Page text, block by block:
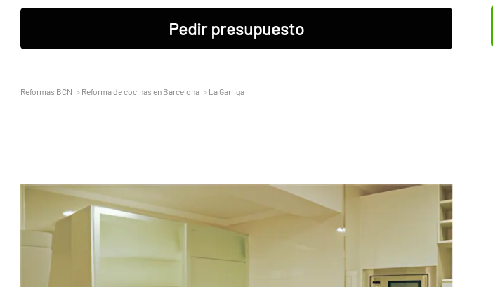
Pedir presupuesto
Reformas BCN Reforma de cocinas en Barcelona La Garriga